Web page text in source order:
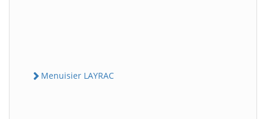
Menuisier LAYRAC